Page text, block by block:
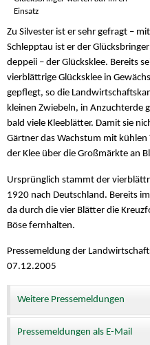
Einsatz
Zu Silvester ist er sehr gefragt –
Schlepptau ist er der
deppeii – der Glücksklee. Bereits
vierblättrige Glücksklee in
gepflegt, so die
kleinen Zwiebeln, in Anzuchterde
bald viele Kleeblätter. Damit sie
Gärtner das Wachstum mit
der Klee über die Großmärkte an
Ursprünglich stammt der
1920 nach Deutschland. Bereits
da durch die vier Blätter die
Böse fernhalten.
Pressemeldung der
07.12.2005
Weitere Pressemeldungen
Pressemeldungen als E-Mail